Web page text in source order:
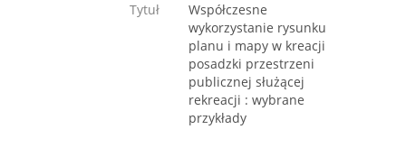
Tytuł
Współczesne
wykorzystanie rysunku
planu i mapy w kreacji
posadzki przestrzeni
publicznej służącej
rekreacji : wybrane
przykłady